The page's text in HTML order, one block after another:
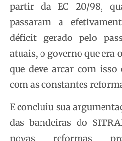
partir da EC 20/98,
passaram a
déficit gerado pelo
atuais, o governo que era
que deve arcar com
com as constantes
E concluiu sua
das bandeiras do
novas reformas